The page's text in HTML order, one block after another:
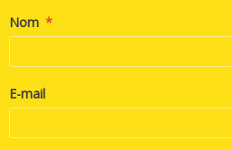
Nom
E-mail